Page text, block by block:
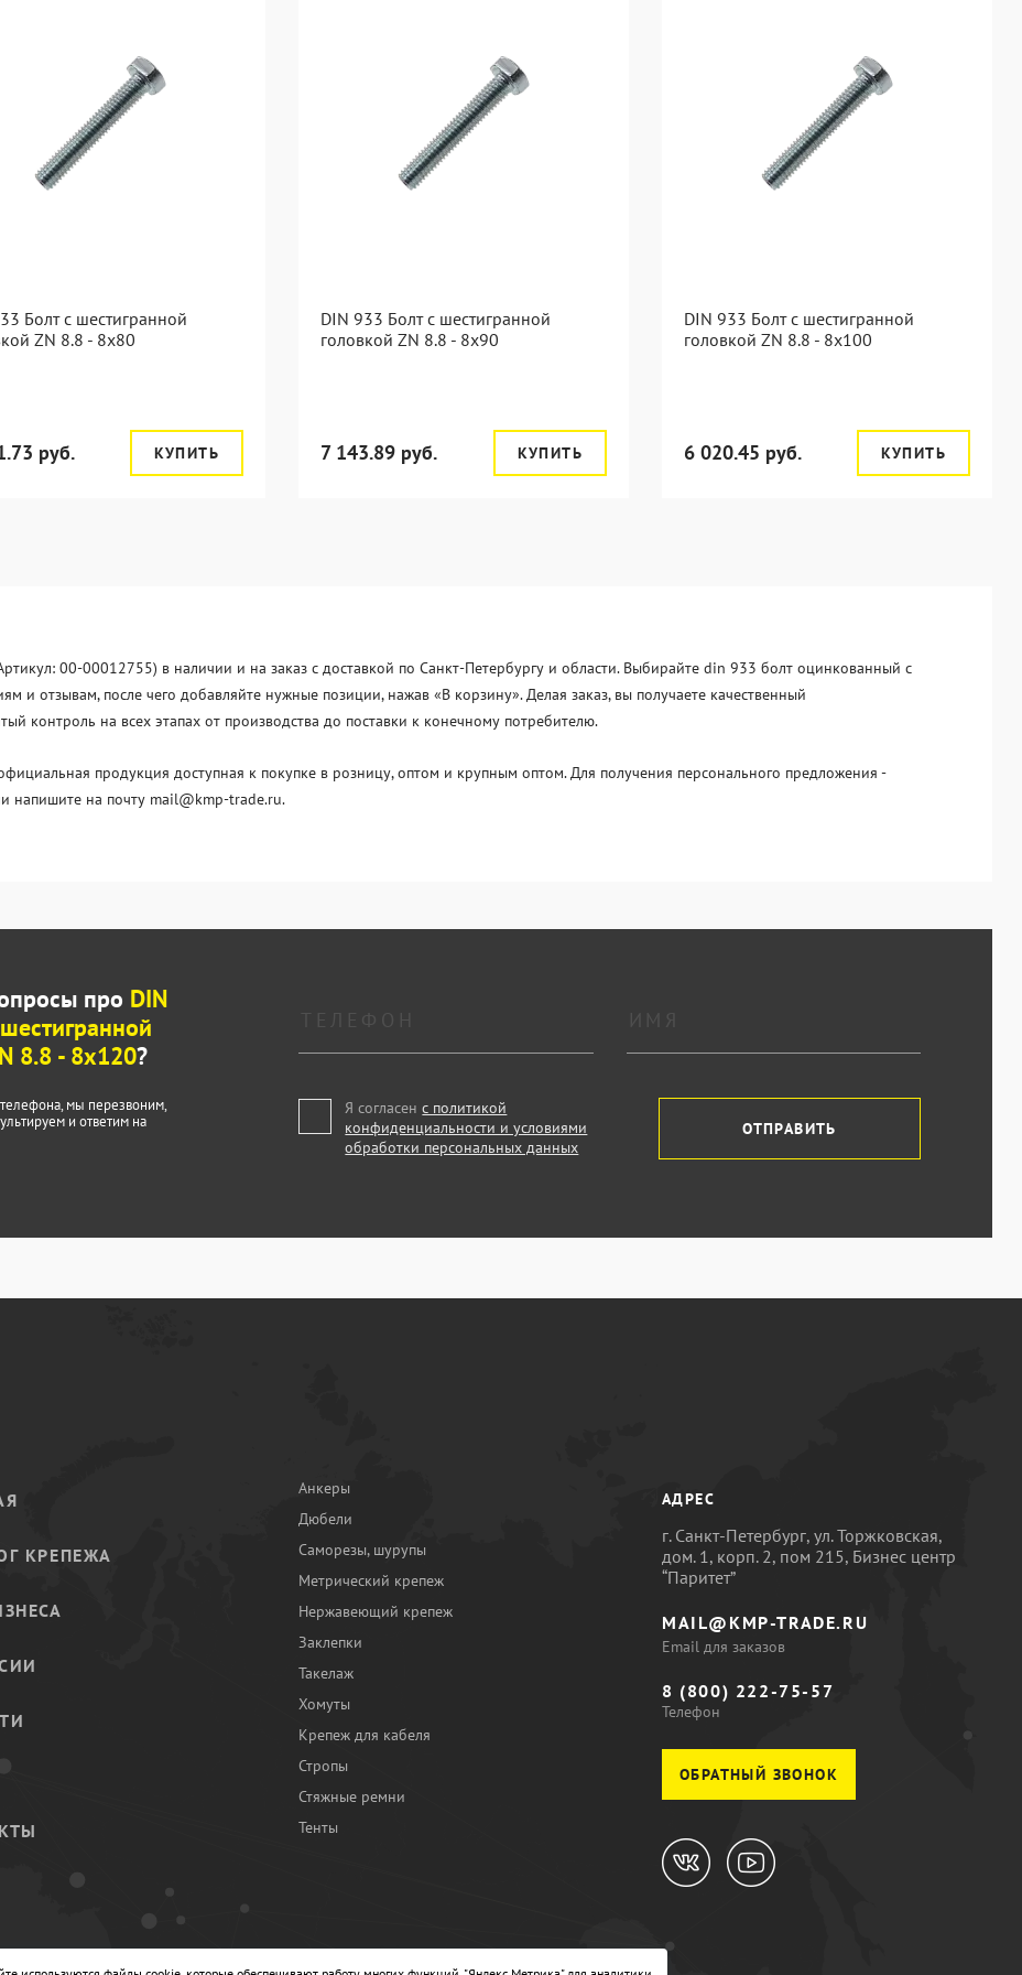
Болт с шестигранной
ZN 8.8 - 8x80
руб. КУПИТЬ
DIN 933 Болт с шестигранной
головкой ZN 8.8 - 8x90
7 143.89 руб. КУПИТЬ
DIN 933 Болт с шестигранной
головкой ZN 8.8 - 8x100
6 020.45 руб. КУПИТЬ
00-00012755) в наличии и на заказ с доставкой по Санкт-Петербургу и области. Выбирайте din 933 болт оцинкованный с
и отзывам, после чего добавляйте нужные позиции, нажав «В корзину». Делая заказ, вы получаете качественный
контроль на всех этапах от производства до поставки к конечному потребителю.
продукция доступная к покупке в розницу, оптом и крупным оптом. Для получения персонального предложения -
напишите на почту mail@kmp-trade.ru.
про DIN
8.8 - 8x120?
мы перезвоним,
и ответим на
Я согласенс политикой
конфиденциальности и условиями
обработки персональных данных
ОТПРАВИТЬ
КРЕПЕЖА
Анкеры
Дюбели
Саморезы, шурупы
Метрический крепеж
Нержавеющий крепеж
Заклепки
Такелаж
Хомуты
Крепеж для кабеля
Стропы
Стяжные ремни
Тенты
АДРЕС
г. Санкт-Петербург, ул. Торжковская,
дом. 1, корп. 2, пом 215, Бизнес центр
“Паритет”
MAIL@KMP-TRADE.RU
Email для заказов
8 (800) 222-75-57
Телефон
ОБРАТНЫЙ ЗВОНОК